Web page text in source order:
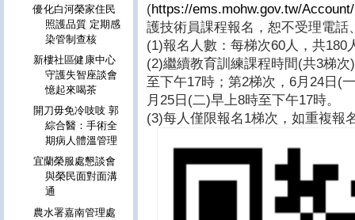
(https://ems.mohw.gov.tw/
護技術員課程報名，恕不受理電
(1)報名人數：每梯次60人，共180
(2)繼續教育訓練課程時間(共3梯
至下午17時；第2梯次，6月24日(
月25日(二)早上8時至下午17時。
(3)每人僅限報名1梯次，如重複報
優化白河榮家住民
照護品質 定期感
染管制查核
新樓社區健康中心
守護失智座談會
憶起來喝茶
開刀毋免冷吱吱 郭
綜合醫：手術全
期病人體溫管理
宜蘭榮服處懇談會
與榮民面對面溝
通
農水署嘉南管理處